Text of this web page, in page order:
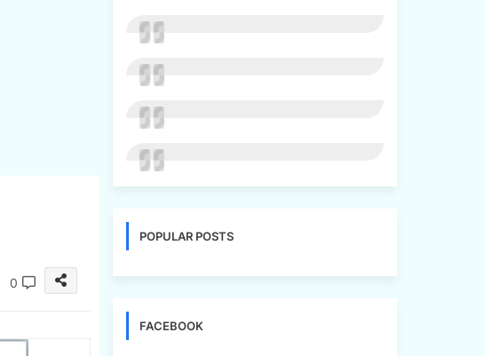
0
POPULAR POSTS
FACEBOOK